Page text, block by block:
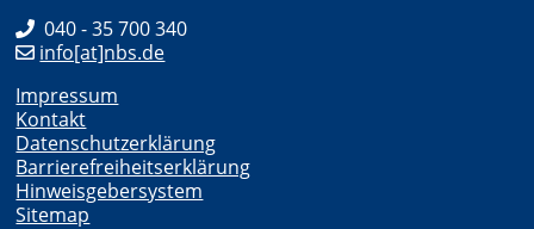
040 - 35 700 340
info[at]nbs.de
Impressum
Kontakt
Datenschutzerklärung
Barrierefreiheitserklärung
Hinweisgebersystem
Sitemap